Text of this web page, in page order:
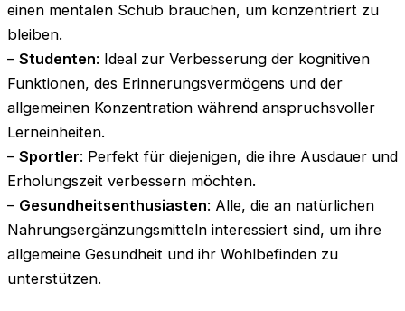
einen mentalen Schub brauchen, um konzentriert zu
bleiben.
– Studenten: Ideal zur Verbesserung der kognitiven
Funktionen, des Erinnerungsvermögens und der
allgemeinen Konzentration während anspruchsvoller
Lerneinheiten.
– Sportler: Perfekt für diejenigen, die ihre Ausdauer und
Erholungszeit verbessern möchten.
– Gesundheitsenthusiasten: Alle, die an natürlichen
Nahrungsergänzungsmitteln interessiert sind, um ihre
allgemeine Gesundheit und ihr Wohlbefinden zu
unterstützen.